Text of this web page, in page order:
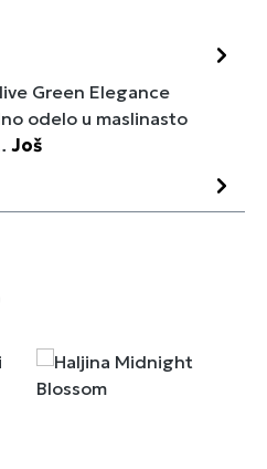
Green Elegance
odelo u maslinasto
Još